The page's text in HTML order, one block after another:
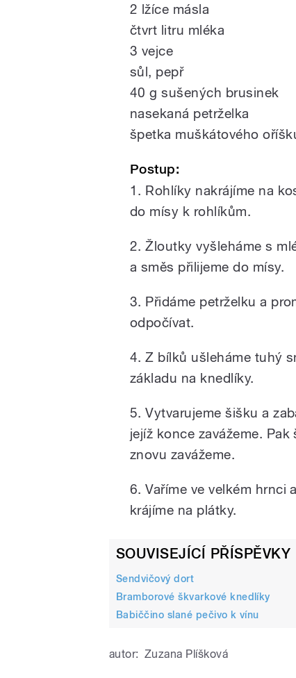
2 lžíce másla
čtvrt litru mléka
3 vejce
sůl, pepř
40 g sušených brusinek
nasekaná petrželka
špetka muškátového
Postup:
1. Rohlíky nakrájíme na
do mísy k rohlíkům.
2. Žloutky vyšleháme s
a směs přilijeme do mísy.
3. Přidáme petrželku a
odpočívat.
4. Z bílků ušleháme tuhý
základu na knedlíky.
5. Vytvarujeme šišku a
jejíž konce zavážeme.
znovu zavážeme.
6. Vaříme ve velkém hrnci
krájíme na plátky.
SOUVISEJÍCÍ PŘÍSPĚVKY
Sendvičový dort
Bramborové škvarkové knedlíky
Babiččino slané pečivo k vínu
autor: Zuzana Plíšková